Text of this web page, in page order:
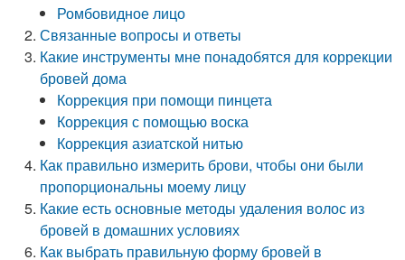
Ромбовидное лицо
Связанные вопросы и ответы
Какие инструменты мне понадобятся для коррекции
бровей дома
Коррекция при помощи пинцета
Коррекция с помощью воска
Коррекция азиатской нитью
Как правильно измерить брови, чтобы они были
пропорциональны моему лицу
Какие есть основные методы удаления волос из
бровей в домашних условиях
Как выбрать правильную форму бровей в